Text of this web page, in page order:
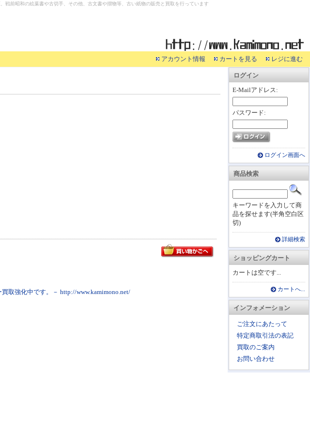
戦前昭和の絵葉書や古切手、その他、古文書や摺物等、古い紙物の販売と買取を行っています
アカウント情報 カートを見る レジに進む
ログイン
E-Mailアドレス:
パスワード:
ログイン画面へ
商品検索
キーワードを入力して商
品を探せます(半角空白区
切)
詳細検索
ショッピングカート
カートは空です...
カートへ...
インフォメーション
ご注文にあたって
特定商取引法の表記
買取のご案内
お問い合わせ
取強化中です。－ http://www.kamimono.net/